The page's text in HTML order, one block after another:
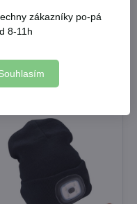
Do košíku
zákazníky po-pá
8-11h